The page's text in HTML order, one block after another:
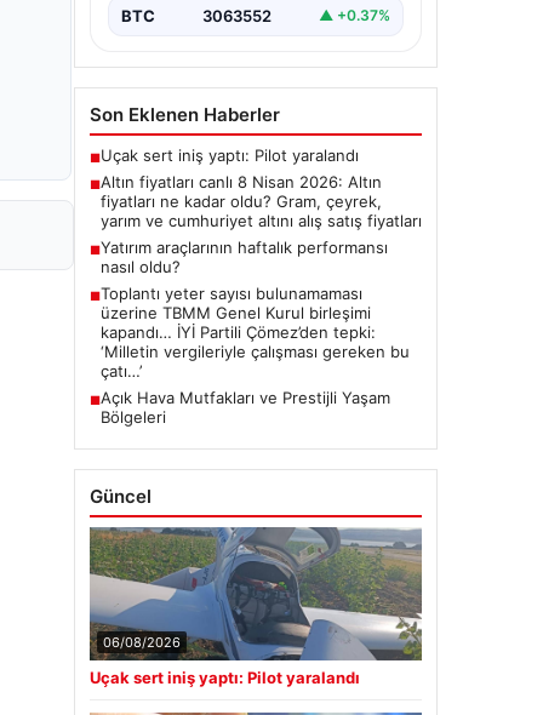
BTC 3063552 ▲ +0.37%
Son Eklenen Haberler
■Uçak sert iniş yaptı: Pilot yaralandı
■Altın fiyatları canlı 8 Nisan 2026: Altın
fiyatları ne kadar oldu? Gram, çeyrek,
yarım ve cumhuriyet altını alış satış fiyatları
■Yatırım araçlarının haftalık performansı
nasıl oldu?
■Toplantı yeter sayısı bulunamaması
üzerine TBMM Genel Kurul birleşimi
kapandı… İYİ Partili Çömez’den tepki:
‘Milletin vergileriyle çalışması gereken bu
çatı…’
■Açık Hava Mutfakları ve Prestijli Yaşam
Bölgeleri
Güncel
06/08/2026
Uçak sert iniş yaptı: Pilot yaralandı